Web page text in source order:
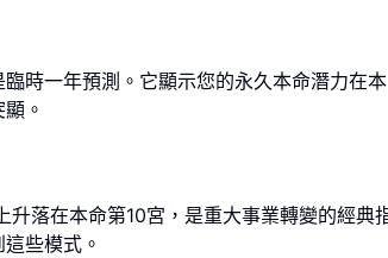
時一年預測。它顯示您的永久本命潛力在本
。
落在本命第10宮，是重大事業轉變的經典
些模式。